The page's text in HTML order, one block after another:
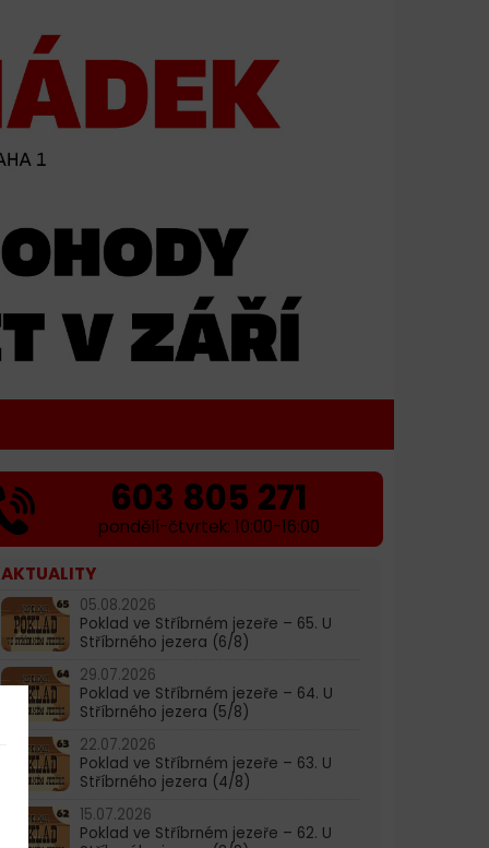
603 805 271
pondělí-čtvrtek: 10:00-16:00
AKTUALITY
05.08.2026
Poklad ve Stříbrném jezeře – 65. U
Stříbrného jezera (6/8)
29.07.2026
Poklad ve Stříbrném jezeře – 64. U
Stříbrného jezera (5/8)
22.07.2026
Poklad ve Stříbrném jezeře – 63. U
Stříbrného jezera (4/8)
15.07.2026
Poklad ve Stříbrném jezeře – 62. U